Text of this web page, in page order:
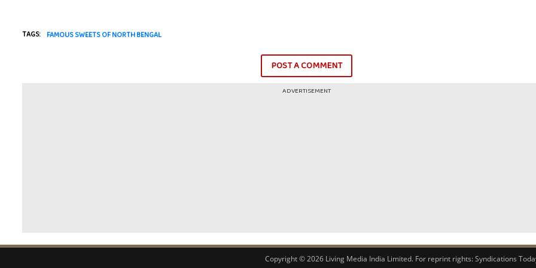
TAGS: FAMOUS SWEETS OF NORTH BENGAL
POST A COMMENT
ADVERTISEMENT
Copyright © 2026 Living Media India Limited. For reprint rights:Syndications